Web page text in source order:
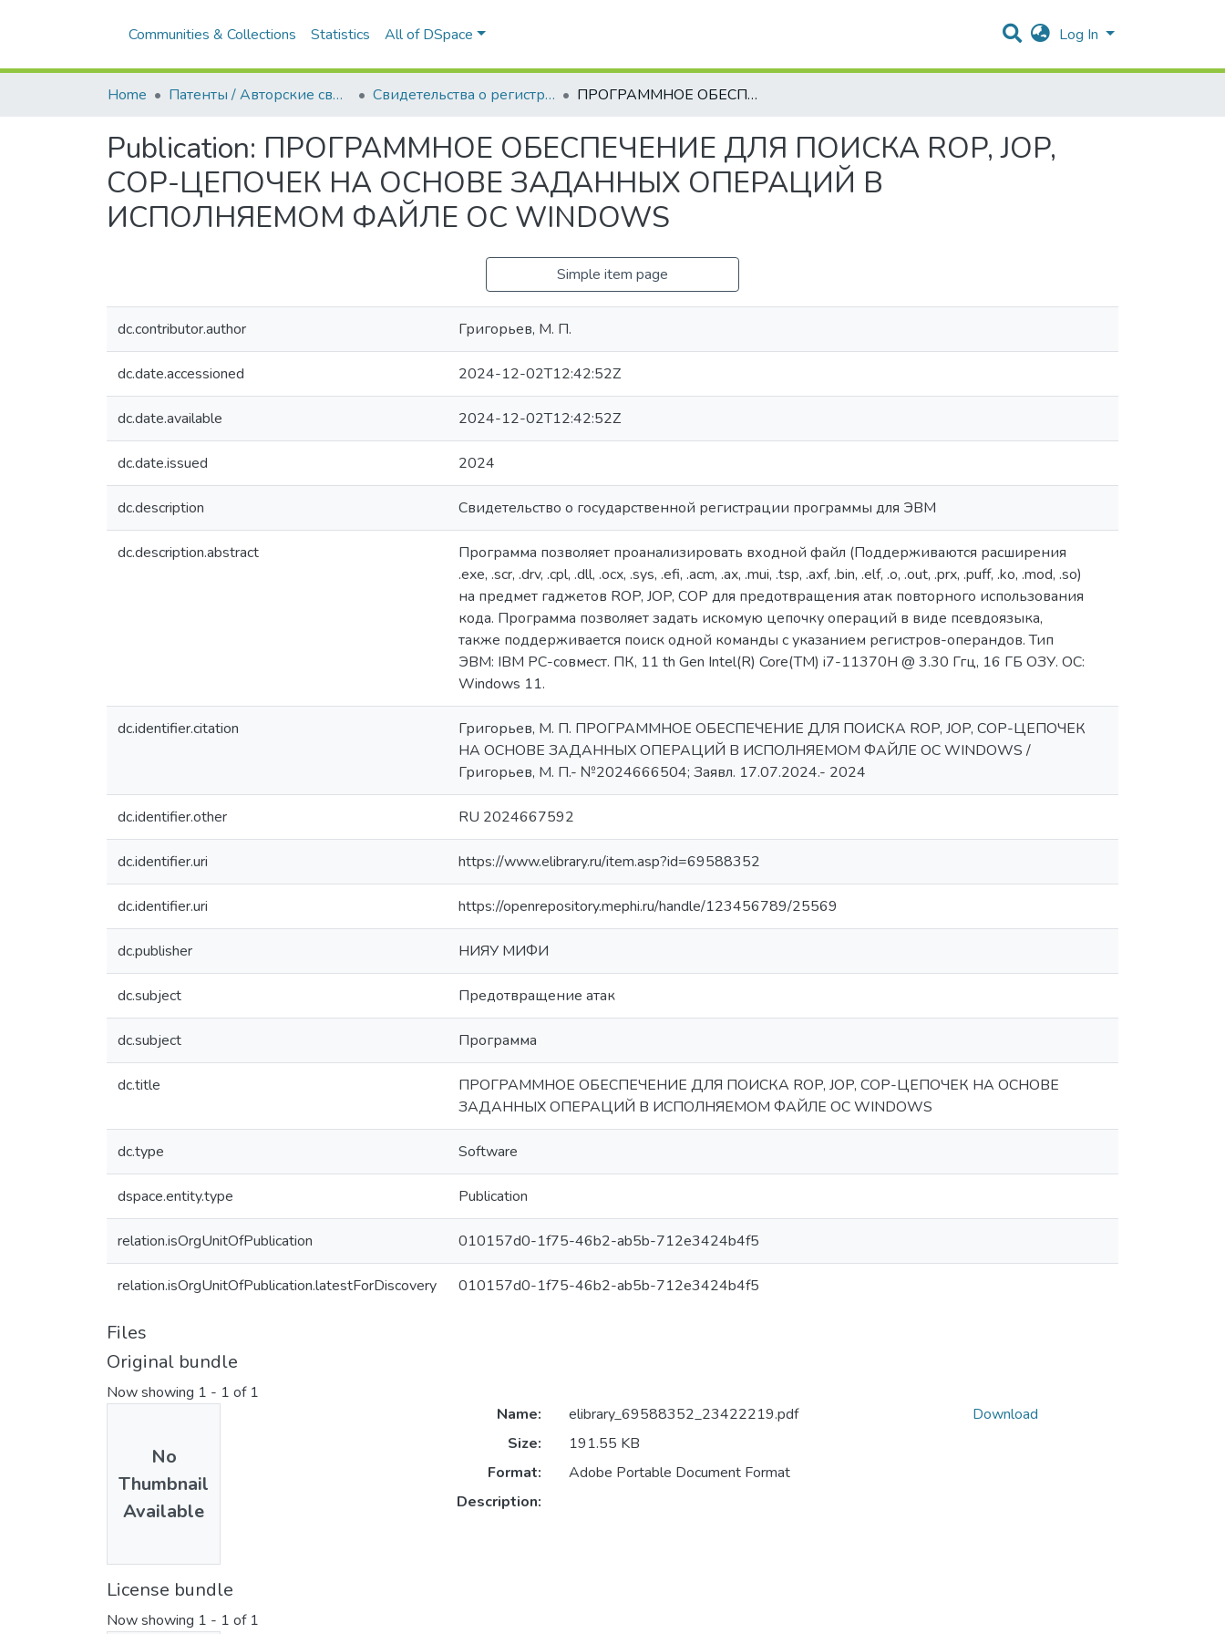
Communities & Collections Statistics All of DSpace Log In
Home Патенты / Авторские свидетельства Свидетельства о регистрации программ для ЭВМ и баз данных ПРОГРАММНОЕ ОБЕСПЕЧЕНИЕ ДЛЯ ПОИСКА ROP, JOP, СОР-ЦЕПОЧЕК НА ОСНОВЕ ЗАДАННЫХ ОПЕРАЦИЙ В ИСПОЛНЯЕМОМ ФАЙЛЕ ОС WINDOWS
Publication: ПРОГРАММНОЕ ОБЕСПЕЧЕНИЕ ДЛЯ ПОИСКА ROP, JOP,
СОР-ЦЕПОЧЕК НА ОСНОВЕ ЗАДАННЫХ ОПЕРАЦИЙ В
ИСПОЛНЯЕМОМ ФАЙЛЕ ОС WINDOWS
Simple item page
dc.contributor.author Григорьев, М. П.
dc.date.accessioned 2024-12-02T12:42:52Z
dc.date.available 2024-12-02T12:42:52Z
dc.date.issued 2024
dc.description Свидетельство о государственной регистрации программы для ЭВМ
dc.description.abstract
Программа позволяет проанализировать входной файл (Поддерживаются расширения
.exe, .scr, .drv, .cpl, .dll, .ocx, .sys, .efi, .acm, .ax, .mui, .tsp, .axf, .bin, .elf, .о, .out, .prx, .puff, .ko, .mod, .so)
на предмет гаджетов ROP, JOP, СОР для предотвращения атак повторного использования
кода. Программа позволяет задать искомую цепочку операций в виде псевдоязыка,
также поддерживается поиск одной команды с указанием регистров-операндов. Тип
ЭВМ: IBM PC-совмест. ПК, 11 th Gen Intel(R) Core(TM) i7-11370H @ 3.30 Ггц, 16 ГБ ОЗУ. ОС:
Windows 11.
dc.identifier.citation
Григорьев, М. П. ПРОГРАММНОЕ ОБЕСПЕЧЕНИЕ ДЛЯ ПОИСКА ROP, JOP, СОР-ЦЕПОЧЕК
НА ОСНОВЕ ЗАДАННЫХ ОПЕРАЦИЙ В ИСПОЛНЯЕМОМ ФАЙЛЕ ОС WINDOWS /
Григорьев, М. П.- №2024666504; Заявл. 17.07.2024.- 2024
dc.identifier.other RU 2024667592
dc.identifier.uri https://www.elibrary.ru/item.asp?id=69588352
dc.identifier.uri https://openrepository.mephi.ru/handle/123456789/25569
dc.publisher НИЯУ МИФИ
dc.subject Предотвращение атак
dc.subject Программа
dc.title
ПРОГРАММНОЕ ОБЕСПЕЧЕНИЕ ДЛЯ ПОИСКА ROP, JOP, СОР-ЦЕПОЧЕК НА ОСНОВЕ
ЗАДАННЫХ ОПЕРАЦИЙ В ИСПОЛНЯЕМОМ ФАЙЛЕ ОС WINDOWS
dc.type Software
dspace.entity.type Publication
relation.isOrgUnitOfPublication 010157d0-1f75-46b2-ab5b-712e3424b4f5
relation.isOrgUnitOfPublication.latestForDiscovery 010157d0-1f75-46b2-ab5b-712e3424b4f5
Files
Original bundle
Now showing 1 - 1 of 1
No
Thumbnail
Available
Name:
elibrary_69588352_23422219.pdf
Size:
191.55 KB
Format:
Adobe Portable Document Format
Description:
Download
License bundle
Now showing 1 - 1 of 1